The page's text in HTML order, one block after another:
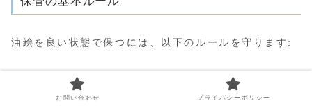
油絵を良い状態で保つには、以下のルールを守ります:
直射日光を避ける
湿度は50〜60% を維持(乾燥しすぎはひび割れ、湿度
お問い合わせ プライバシーポリシー